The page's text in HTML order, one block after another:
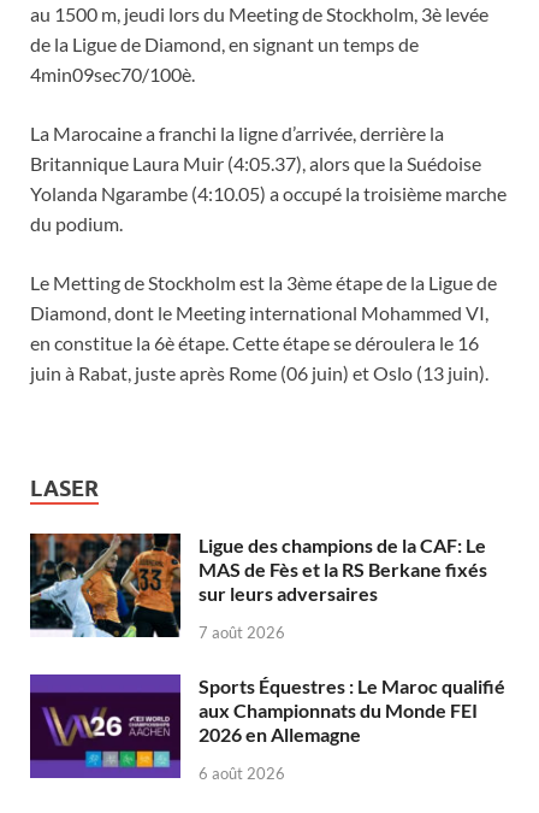
au 1500 m, jeudi lors du Meeting de Stockholm, 3è levée
de la Ligue de Diamond, en signant un temps de
4min09sec70/100è.
La Marocaine a franchi la ligne d’arrivée, derrière la
Britannique Laura Muir (4:05.37), alors que la Suédoise
Yolanda Ngarambe (4:10.05) a occupé la troisième marche
du podium.
Le Metting de Stockholm est la 3ème étape de la Ligue de
Diamond, dont le Meeting international Mohammed VI,
en constitue la 6è étape. Cette étape se déroulera le 16
juin à Rabat, juste après Rome (06 juin) et Oslo (13 juin).
LASER
Ligue des champions de la CAF: Le
MAS de Fès et la RS Berkane fixés
sur leurs adversaires
7 août 2026
Sports Équestres : Le Maroc qualifié
aux Championnats du Monde FEI
2026 en Allemagne
6 août 2026